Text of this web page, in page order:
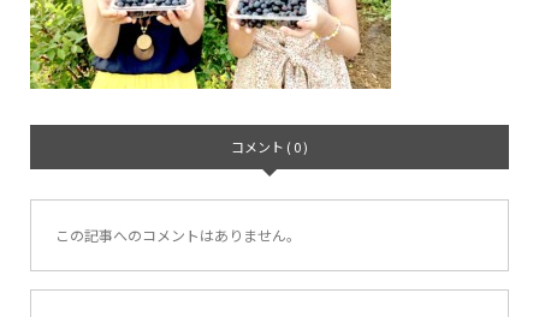
コメント ( 0 )
この記事へのコメントはありません。